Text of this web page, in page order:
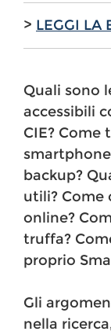
> LEGGI LA
Quali sono
accessibili
CIE? Come
backup?
utili? Come
online?
truffa?
proprio
Gli
nella